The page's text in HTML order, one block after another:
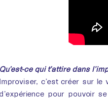
Qu’est-ce qui t’attire dans
Improviser, c’est créer sur
d’expérience pour pouvoir